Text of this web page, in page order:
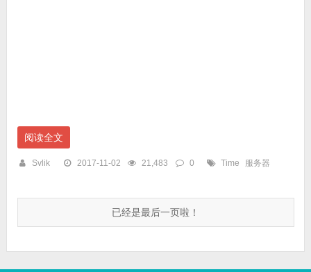
阅读全文
Svlik 2017-11-02 21,483 0 Time 服务器
已经是最后一页啦！